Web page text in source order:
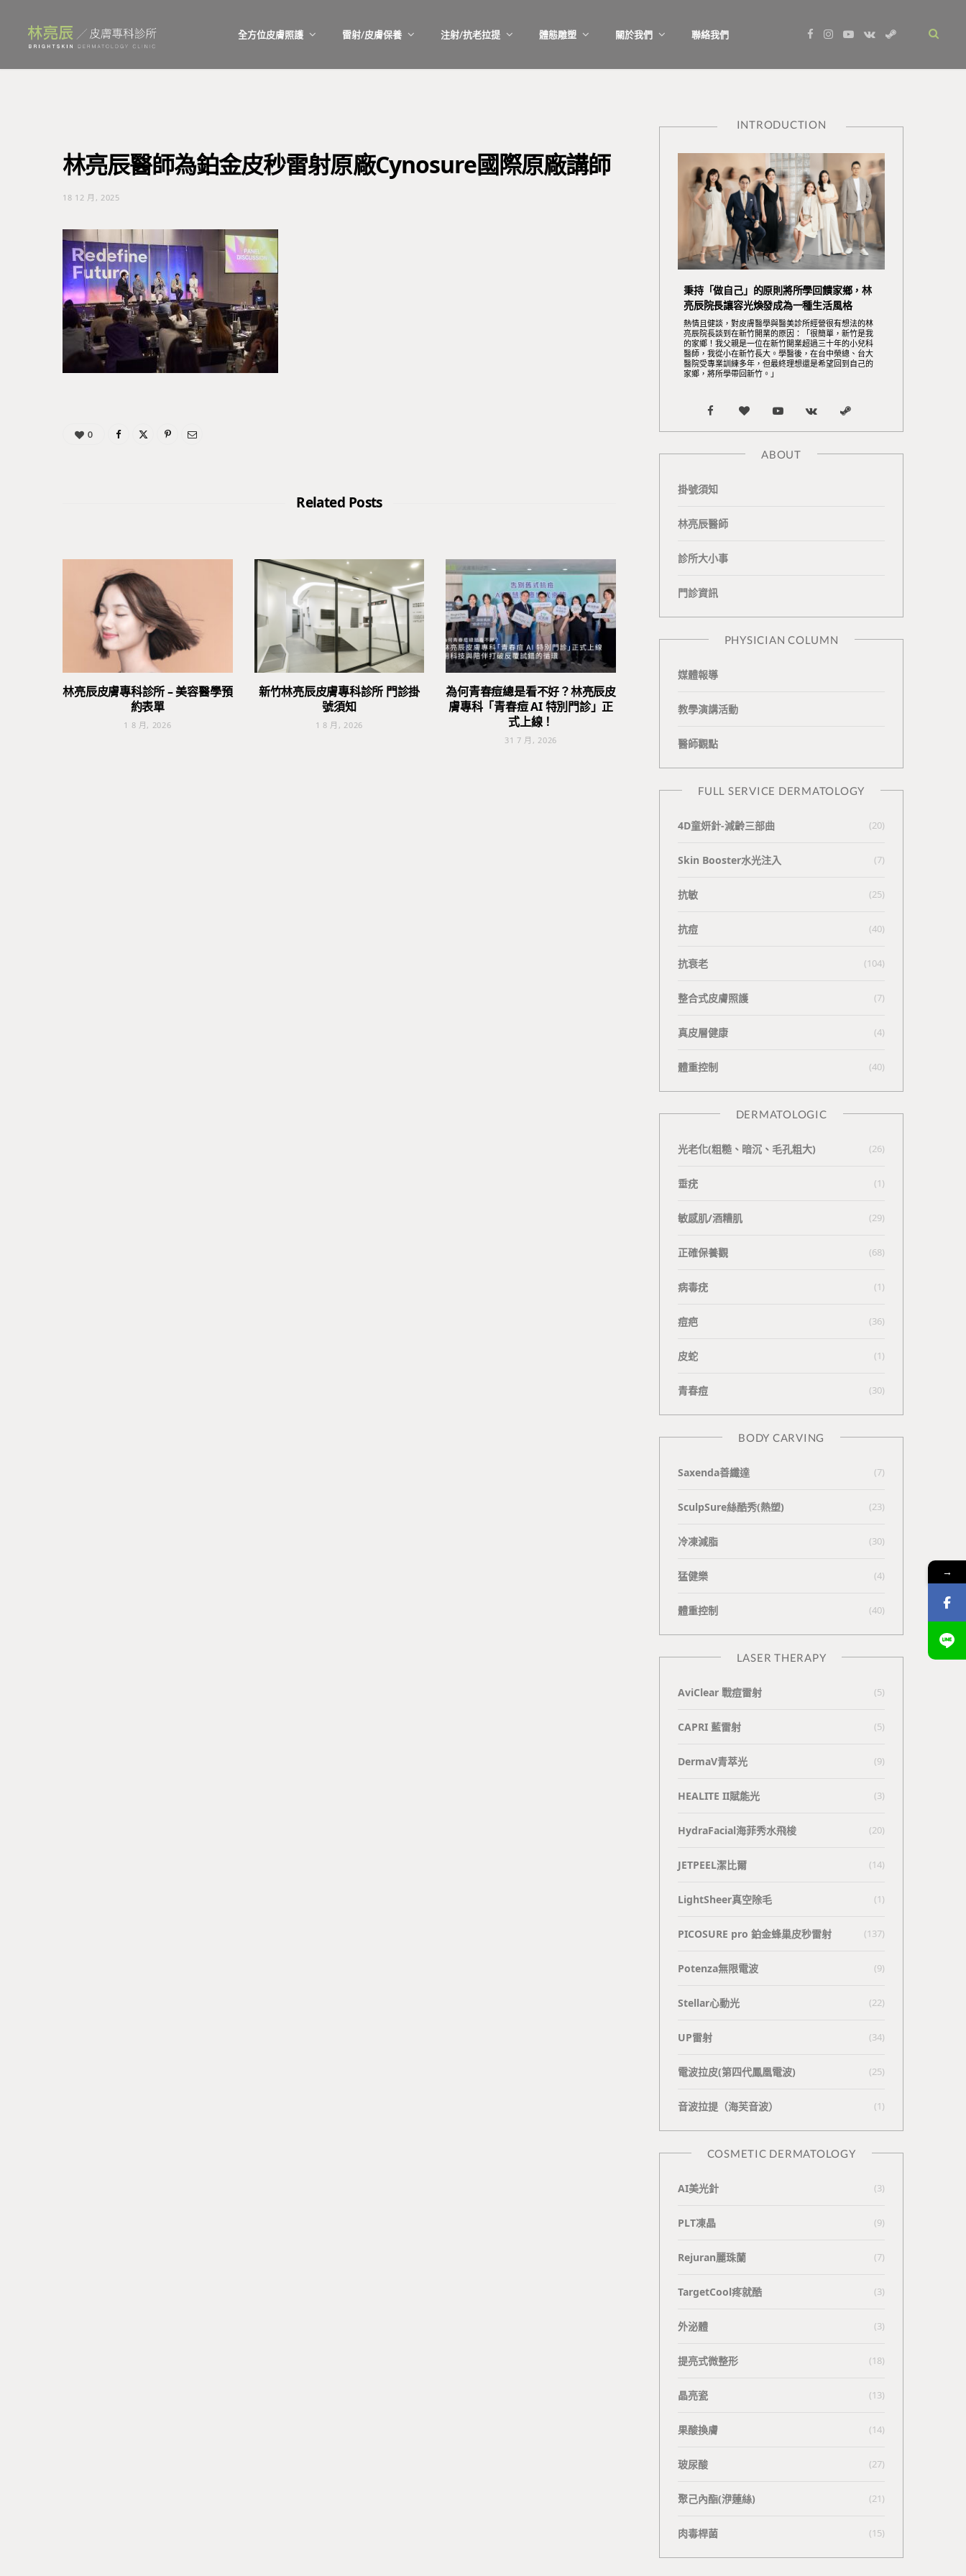
全方位皮膚照護 雷射/皮膚保養 注射/抗老拉提 體態雕塑 關於我們 聯絡我們
I
Y
V
S
林亮辰醫師為鉑金皮秒雷射原廠Cynosure國際原廠講師
18 12 月, 2025
0
Related Posts
林亮辰皮膚專科診所 – 美容醫學預
約表單
1 8 月, 2026
新竹林亮辰皮膚專科診所 門診掛
號須知
1 8 月, 2026
為何青春痘總是看不好？林亮辰皮
膚專科「青春痘 AI 特別門診」正
式上線！
31 7 月, 2026
INTRODUCTION
秉持「做自己」的原則將所學回饋家鄉，林
亮辰院長讓容光煥發成為一種生活風格
熱情且健談，對皮膚醫學與醫美診所經營很有想法的林
亮辰院長談到在新竹開業的原因：「很簡單，新竹是我
的家鄉！我父親是一位在新竹開業超過三十年的小兒科
醫師，我從小在新竹長大。學醫後，在台中榮總、台大
醫院受專業訓練多年，但最終理想還是希望回到自己的
家鄉，將所學帶回新竹。」
F
a
e
b
k
B
l
n
Y
o
u
V
K
e
S
t
ABOUT
掛號須知
林亮辰醫師
診所大小事
門診資訊
PHYSICIAN COLUMN
媒體報導
教學演講活動
醫師觀點
FULL SERVICE DERMATOLOGY
4D童妍針-減齡三部曲 (20)
Skin Booster水光注入 (7)
抗敏 (25)
抗痘 (40)
抗衰老 (104)
整合式皮膚照護 (7)
真皮層健康 (4)
體重控制 (40)
DERMATOLOGIC
光老化(粗糙、暗沉、毛孔粗大) (26)
垂疣 (1)
敏感肌/酒糟肌 (29)
正確保養觀 (68)
病毒疣 (1)
痘疤 (36)
皮蛇 (1)
青春痘 (30)
BODY CARVING
Saxenda善纖達 (7)
SculpSure絲酷秀(熱塑) (23)
冷凍減脂 (30)
猛健樂 (4)
體重控制 (40)
LASER THERAPY
AviClear 戰痘雷射 (5)
CAPRI 藍雷射 (5)
DermaV青萃光 (9)
HEALITE II賦能光 (3)
HydraFacial海菲秀水飛梭 (20)
JETPEEL潔比爾 (14)
LightSheer真空除毛 (1)
PICOSURE pro 鉑金蜂巢皮秒雷射 (137)
Potenza無限電波 (9)
Stellar心動光 (22)
UP雷射 (34)
電波拉皮(第四代鳳凰電波) (25)
⾳波拉提（海芙⾳波） (1)
COSMETIC DERMATOLOGY
AI美光針 (3)
PLT凍晶 (9)
Rejuran麗珠蘭 (7)
TargetCool疼就酷 (3)
外泌體 (3)
提亮式微整形 (18)
晶亮瓷 (13)
果酸換膚 (14)
玻尿酸 (27)
聚己內酯(洢蓮絲) (21)
肉毒桿菌 (15)
→